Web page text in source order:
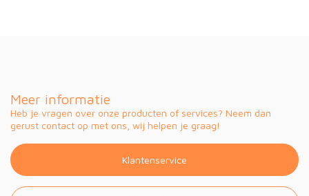
Meer informatie
Heb je vragen over onze producten of services? Neem dan
gerust contact op met ons, wij helpen je graag!
Klantenservice